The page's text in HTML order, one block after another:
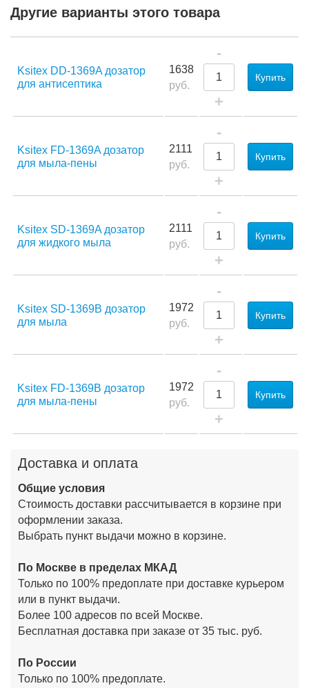
Другие варианты этого товара
Ksitex DD-1369A дозатор
для антисептика
1638
руб.
-
+
Купить
Ksitex FD-1369A дозатор
для мыла-пены
2111
руб.
-
+
Купить
Ksitex SD-1369A дозатор
для жидкого мыла
2111
руб.
-
+
Купить
Ksitex SD-1369B дозатор
для мыла
1972
руб.
-
+
Купить
Ksitex FD-1369B дозатор
для мыла-пены
1972
руб.
-
+
Купить
Доставка и оплата
Общие условия
Стоимость доставки рассчитывается в корзине при
оформлении заказа.
Выбрать пункт выдачи можно в корзине.
По Москве в пределах МКАД
Только по 100% предоплате при доставке курьером
или в пункт выдачи.
Более 100 адресов по всей Москве.
Бесплатная доставка при заказе от 35 тыс. руб.
По России
Только по 100% предоплате.